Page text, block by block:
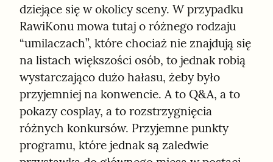
dziejące się w okolicy sceny. W przypadku
RawiKonu mowa tutaj o różnego rodzaju
“umilaczach”, które chociaż nie znajdują się
na listach większości osób, to jednak robią
wystarczająco dużo hałasu, żeby było
przyjemniej na konwencie. A to Q&A, a to
pokazy cosplay, a to rozstrzygnięcia
różnych konkursów. Przyjemne punkty
programu, które jednak są zaledwie